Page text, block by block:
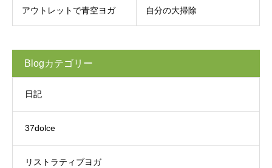
アウトレットで青空ヨガ 自分の大掃除
Blogカテゴリー
日記
37dolce
リストラティブヨガ